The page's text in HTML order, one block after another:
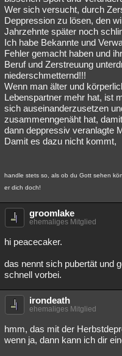
Wer sich versucht, durch
Deppression zu lösen, den
Jahrzehnte später noch
Ich habe Bekannte und
Fehler gemacht haben und
Beruf und Zerstreuung
niederschmetternd!!!
Wenn man älter und
Lebenspartner mehr hat, ist
sich auseinanderzusetzen
zusammenngenäht hat,
dann deppressiv veranlagte
Damit es dazu nicht kommt,
handle stets so, als ob du Gott sehen
er dich doch!
groomlake
ehemaliges Mitglied
hi peacecaker.
das nennt sich pubertät und
schnell vorbei.
irondeath
ehemaliges Mitglied
hmm, das mit der
wenn ja, dann kann ich dir